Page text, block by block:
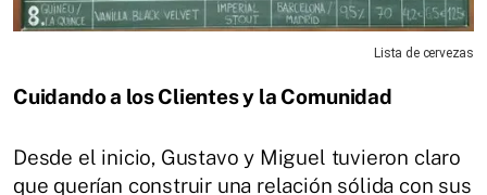
Lista de cervezas
Cuidando a los Clientes y la Comunidad
Desde el inicio, Gustavo y Miguel tuvieron claro
que querían construir una relación sólida con sus